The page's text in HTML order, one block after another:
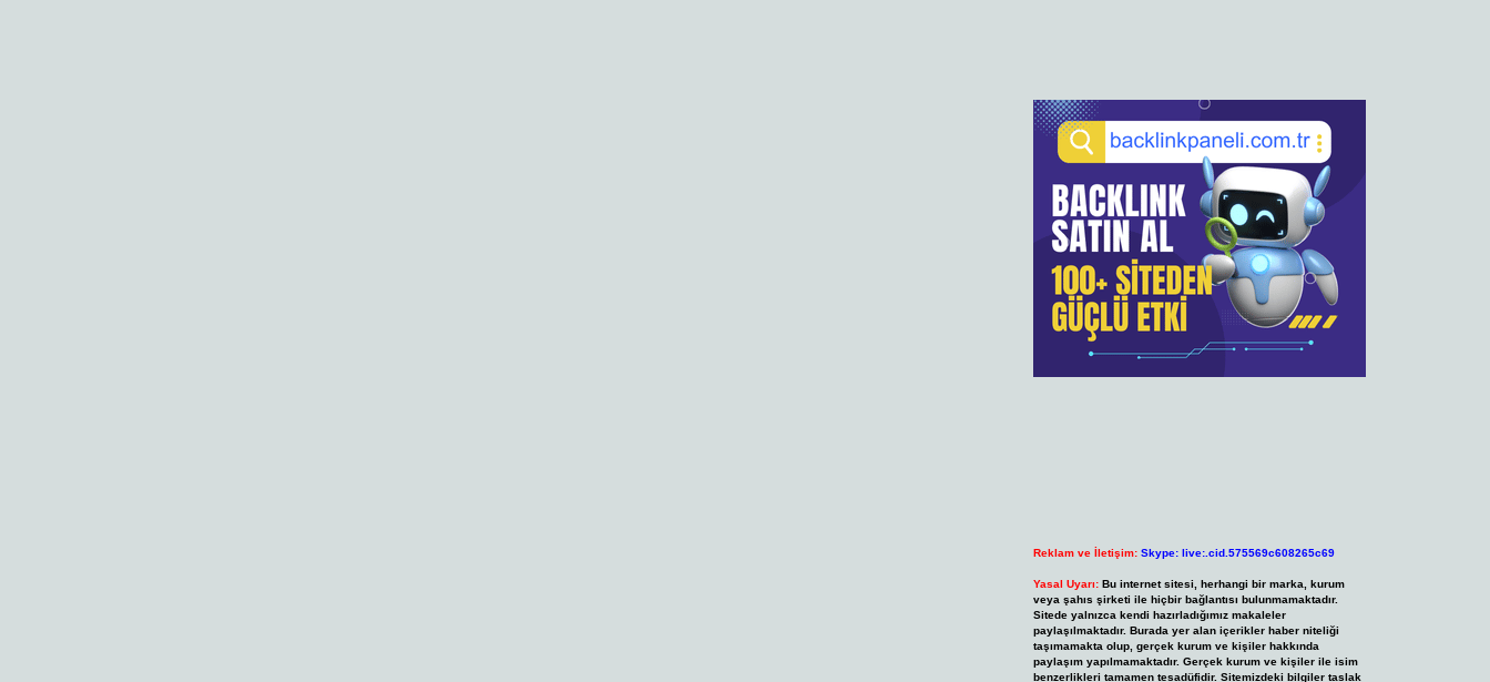
Reklam ve İletişim: Skype: live:.cid.575569c608265c69
Yasal Uyarı: Bu internet sitesi, herhangi bir marka, kurum
veya şahıs şirketi ile hiçbir bağlantısı bulunmamaktadır.
Sitede yalnızca kendi hazırladığımız makaleler
paylaşılmaktadır. Burada yer alan içerikler haber niteliği
taşımamakta olup, gerçek kurum ve kişiler hakkında
paylaşım yapılmamaktadır. Gerçek kurum ve kişiler ile isim
benzerlikleri tamamen tesadüfidir. Sitemizdeki bilgiler taslak